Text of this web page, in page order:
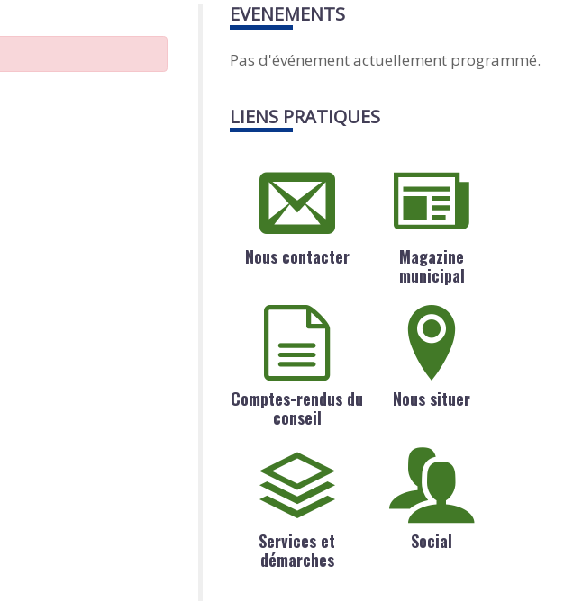
EVENEMENTS
Pas d'événement actuellement programmé.
LIENS PRATIQUES
Nous contacter
Magazine
municipal
Comptes-rendus du
conseil
Nous situer
Services et
démarches
Social